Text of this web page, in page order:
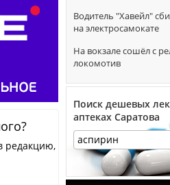
редакцию,
Водитель "Хавейл"
на электросамокате
На вокзале сошёл с
локомотив
Поиск дешевых
аптеках Саратова